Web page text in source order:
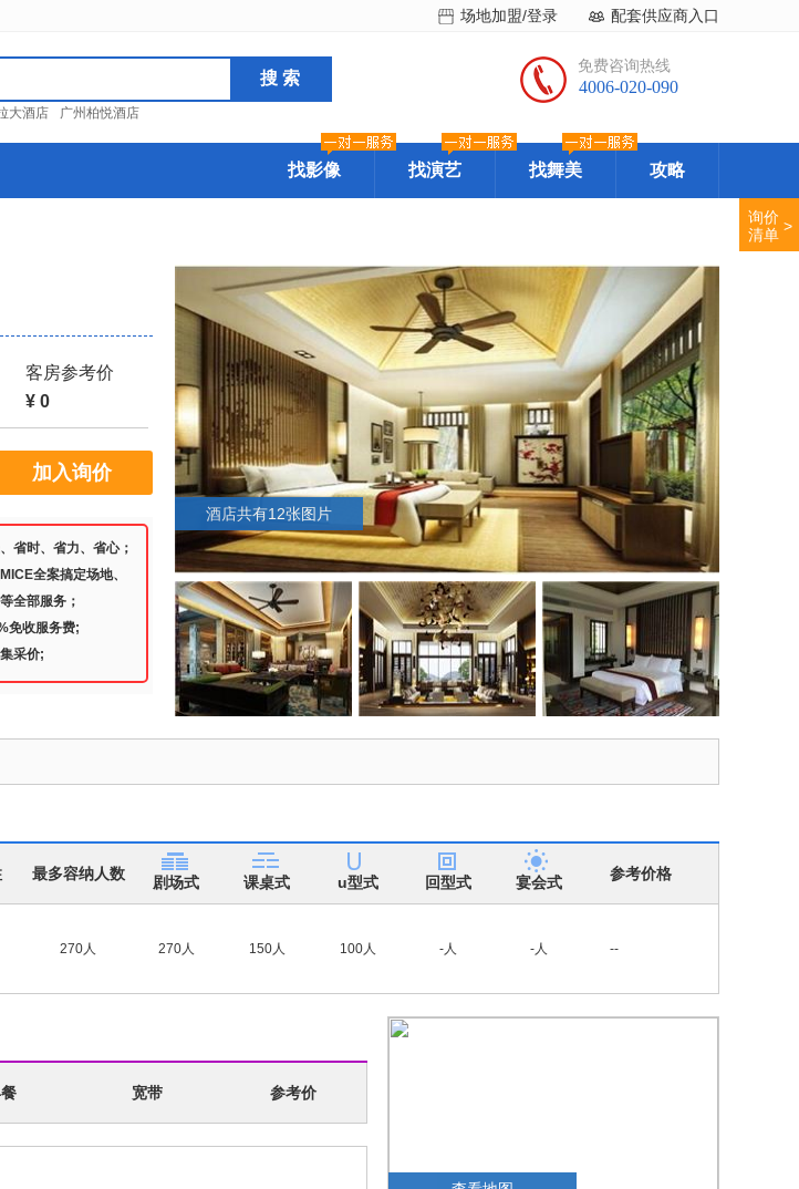
配套供应商入口
场地加盟/登录
大酒店 广州柏悦酒店
免费咨询热线
4006-020-090
找影像 找演艺 找舞美 攻略
客房参考价
¥ 0
加入询价
省时、省力、省心；
全案搞定场地、
全部服务；
免收服务费;
采价;
酒店共有12张图片
最多容纳人数 剧场式 课桌式 u型式 回型式 宴会式 参考价格
270人 270人 150人 100人 -人 -人 --
宽带 参考价
询价
清单 >